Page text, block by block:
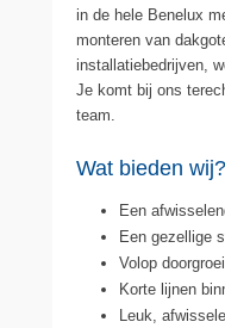
in de hele Benelux
monteren van
installatiebedrijven,
Je komt bij ons
team.
Wat bieden wij?
Een
Een gezellige
Volop
Korte lijnen
Leuk,